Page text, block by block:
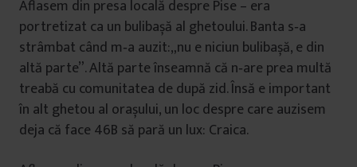
Aflasem din presa locală despre Pise – era
portretizat ca un bulibașă al ghetoului. Banta s‑a
strâmbat când m‑a auzit:„nu e niciun bulibașă, e din
altă parte”. Altă parte înseamnă că n‑are prea multă
treabă cu comunitatea de după zid. Însă e important
în alt ghetou al orașului, un loc despre care auzisem
deja că face 46B să pară un lux: Craica.